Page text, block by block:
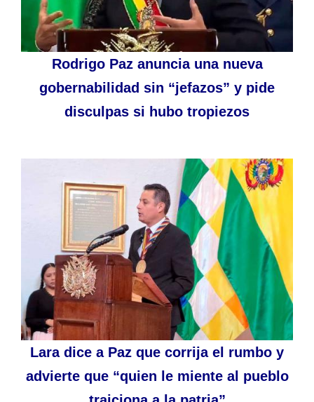
Rodrigo Paz anuncia una nueva
gobernabilidad sin “jefazos” y pide
disculpas si hubo tropiezos
Lara dice a Paz que corrija el rumbo y
advierte que “quien le miente al pueblo